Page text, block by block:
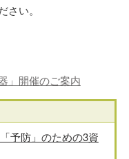
い。
」開催のご案内
予防」のための3資